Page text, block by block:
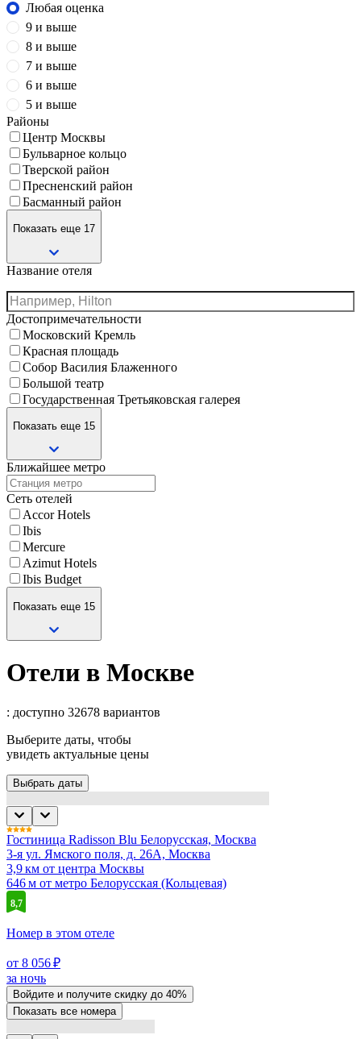
Любая оценка
9 и выше
8 и выше
7 и выше
6 и выше
5 и выше
Районы
Центр Москвы
Бульварное кольцо
Тверской район
Пресненский район
Басманный район
Показать еще 17
Название отеля
Достопримечательности
Московский Кремль
Красная площадь
Собор Василия Блаженного
Большой театр
Государственная Третьяковская галерея
Показать еще 15
Ближайшее метро
Сеть отелей
Accor Hotels
Ibis
Mercure
Azimut Hotels
Ibis Budget
Показать еще 15
Отели в Москве
: доступно 32678 вариантов
Выберите даты, чтобы
увидеть актуальные цены
Выбрать даты
Гостиница Radisson Blu Белорусская, Москва
3-я ул. Ямского поля, д. 26А, Москва
3,9 км от центра Москвы
646 м от метро Белорусская (Кольцевая)
8,7
Номер в этом отеле
от 8 056 ₽
за ночь
Войдите и получите скидку до 40%
Показать все номера